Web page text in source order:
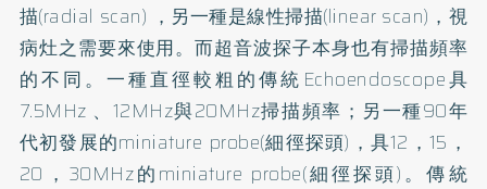
描(radial scan) ，另一種是線性掃描(linear scan)，視
病灶之需要來使用。而超音波探子本身也有掃描頻率
的不同。一種直徑較粗的傳統Echoendoscope具
7.5MHz 、12MHz與20MHz掃描頻率；另一種90年
代初發展的miniature probe(細徑探頭)，具12，15，
20，30MHz的miniature probe(細徑探頭)。傳統